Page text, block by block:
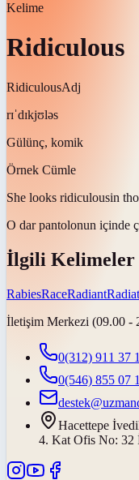
Kelime
Ridiculous
RidiculousAdj
rɪˈdɪkjʊləs
Gülünç, komik
Örnek Cümle
She looks ridiculousin
O dar pantolonun içinde
İlgili Kelimeler
RabiesRaceRadiant
İletişim Merkezi (09.00 -
0(312) 911 37
0(546) 855 07
Hacettepe
4. Kat Ofis No: